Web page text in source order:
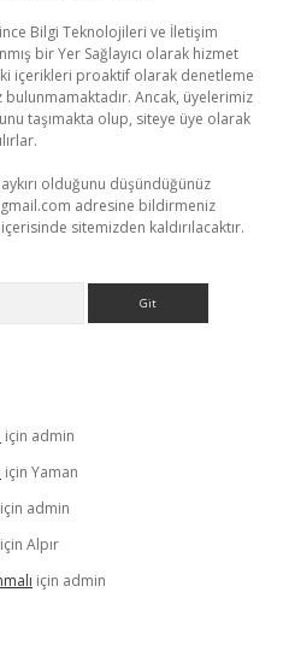
Bilgi Teknolojileri ve İletişim
bir Yer Sağlayıcı olarak hizmet
içerikleri proaktif olarak denetleme
Ancak, üyelerimiz
taşımakta olup, siteye üye olarak
olduğunu düşündüğünüz
adresine bildirmeniz
sitemizden kaldırılacaktır.
için admin
için Yaman
için admin
için Alpır
için admin